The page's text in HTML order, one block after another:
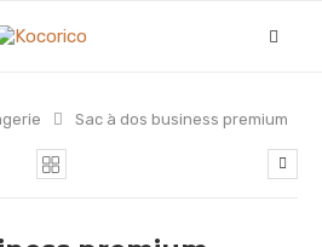
Sac à dos business premium